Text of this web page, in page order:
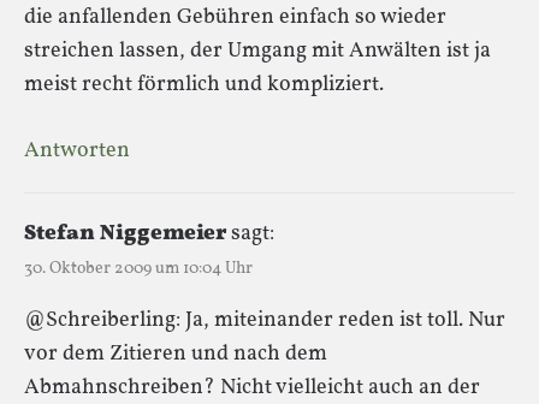
die anfallenden Gebühren einfach so wieder
streichen lassen, der Umgang mit Anwälten ist ja
meist recht förmlich und kompliziert.
Antworten
Stefan Niggemeiersagt:
30. Oktober 2009 um 10:04 Uhr
@Schreiberling: Ja, miteinander reden ist toll. Nur
vor dem Zitieren und nach dem
Abmahnschreiben? Nicht vielleicht auch an der